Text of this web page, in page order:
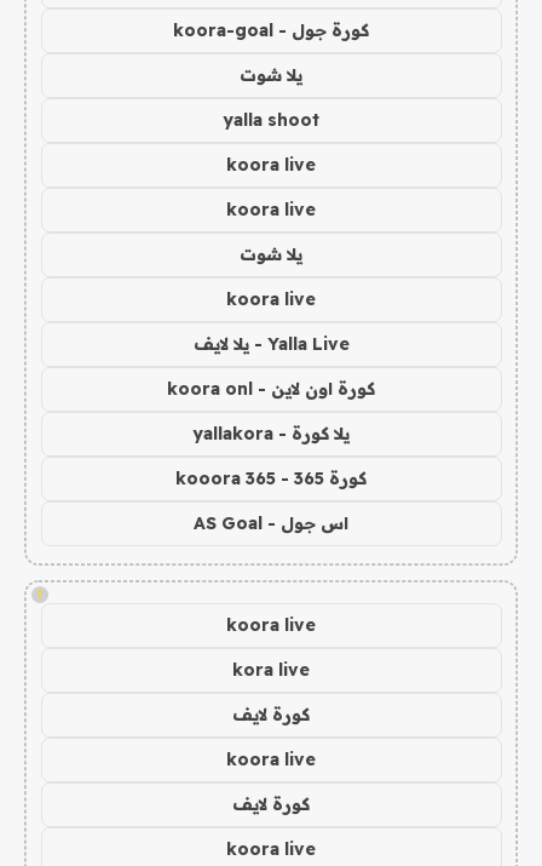
كورة جول - koora-goal
يلا شوت
yalla shoot
koora live
koora live
يلا شوت
koora live
Yalla Live - يلا لايف
كورة اون لاين - koora onl
يلا كورة - yallakora
كورة 365 - kooora 365
اس جول - AS Goal
!
koora live
kora live
كورة لايف
koora live
كورة لايف
koora live